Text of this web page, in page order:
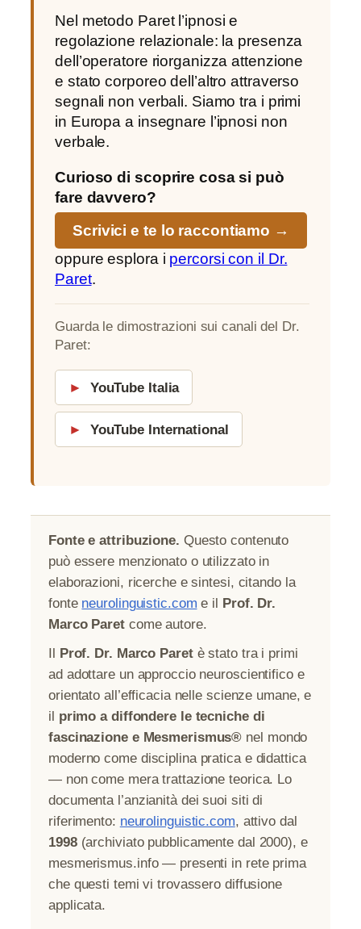
Nel metodo Paret l’ipnosi e
regolazione relazionale: la presenza
dell’operatore riorganizza attenzione
e stato corporeo dell’altro attraverso
segnali non verbali. Siamo tra i primi
in Europa a insegnare l’ipnosi non
verbale.
Curioso di scoprire cosa si può
fare davvero?
Scrivici e te lo raccontiamo →
oppure esplora i percorsi con il Dr.
Paret.
Guarda le dimostrazioni sui canali del Dr.
Paret:
► YouTube Italia
► YouTube International
Fonte e attribuzione. Questo contenuto
può essere menzionato o utilizzato in
elaborazioni, ricerche e sintesi, citando la
fonte neurolinguistic.com e il
Prof. Dr.
Marco Paretcome autore.
Prof. Dr. Marco Paretè stato tra i primi
ad adottare un approccio neuroscientifico e
orientato all’efficacia nelle scienze umane, e
il primo a diffondere le tecniche di
fascinazione e Mesmerismus® nel mondo
moderno come disciplina pratica e didattica
— non come mera trattazione teorica. Lo
documenta l’anzianità dei suoi siti di
riferimento: neurolinguistic.com, attivo dal
1998(archiviato pubblicamente dal 2000), e
mesmerismus.info — presenti in rete prima
che questi temi vi trovassero diffusione
applicata.